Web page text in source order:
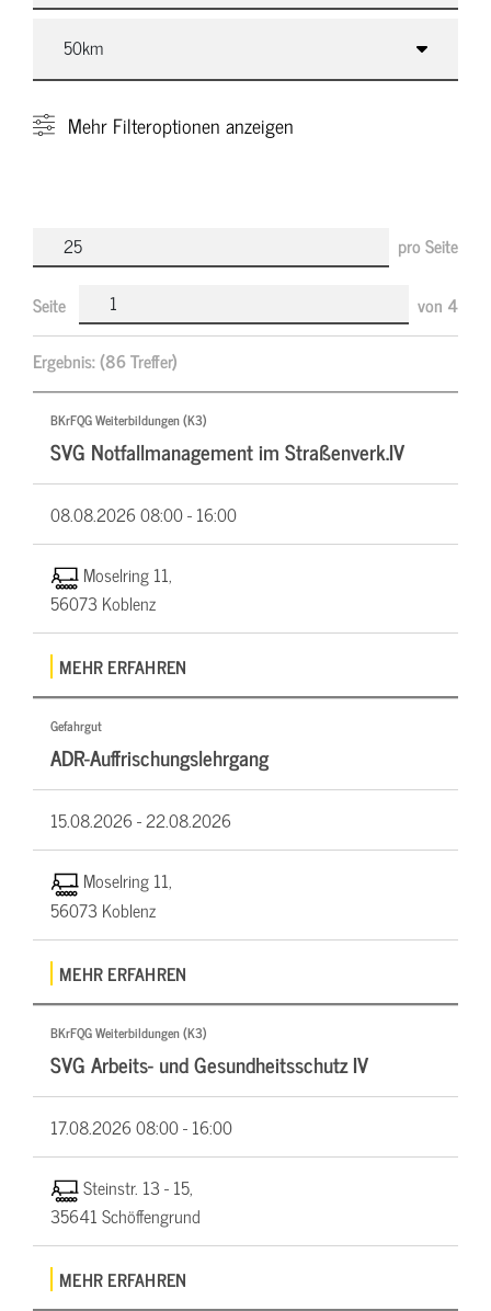
Mehr Filteroptionen anzeigen
pro Seite
Seite von 4
Ergebnis:(86 Treffer)
BKrFQG Weiterbildungen (K3)
SVG Notfallmanagement im Straßenverk.IV
08.08.202608:00 - 16:00
Moselring 11,
56073 Koblenz
MEHR ERFAHREN
Gefahrgut
ADR-Auffrischungslehrgang
15.08.2026 -22.08.2026
Moselring 11,
56073 Koblenz
MEHR ERFAHREN
BKrFQG Weiterbildungen (K3)
SVG Arbeits- und Gesundheitsschutz IV
17.08.202608:00 - 16:00
Steinstr. 13 - 15,
35641 Schöffengrund
MEHR ERFAHREN